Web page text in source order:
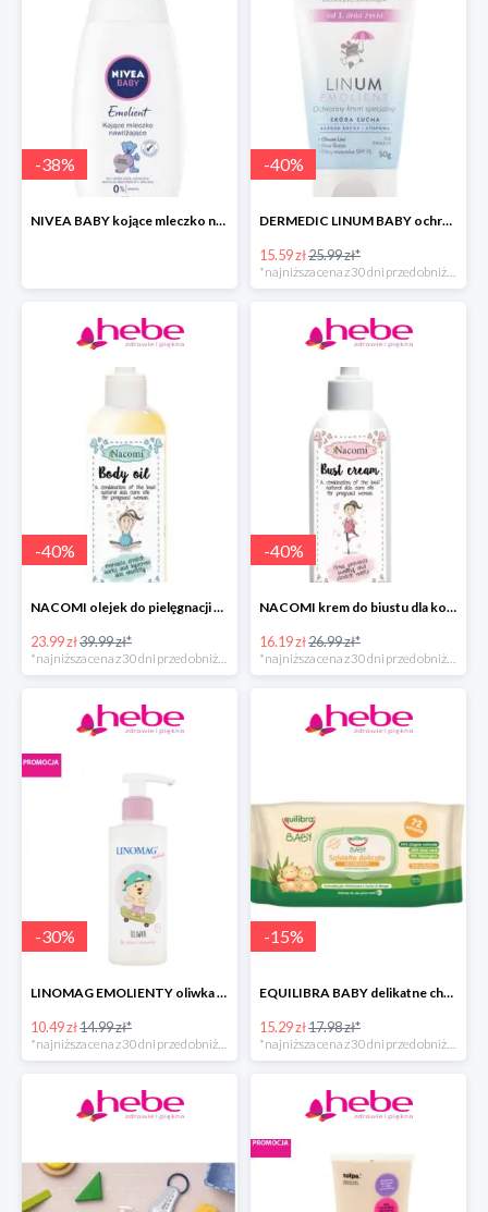
-38%
NIVEA BABY kojące mleczko nawilżające do ciała dla dzieci
-40%
DERMEDIC LINUM BABY ochronny krem specjalny
15.59 zł25.99 zł*
*najniższa cena z 30 dni przed obniżką
-40%
NACOMI olejek do pielęgnacji skóry kobiet w ciąży
23.99 zł39.99 zł*
-40%
NACOMI krem do biustu dla kobiet w ciąży w super cenie
16.19 zł26.99 zł*
-30%
LINOMAG EMOLIENTY oliwka do ciała dla dzieci i niemowląt
10.49 zł14.99 zł*
*najniższa cena z 30 dni przed obniżką
-15%
EQUILIBRA BABY delikatne chusteczki oczyszczające
15.29 zł17.98 zł*
*najniższa cena z 30 dni przed obniżką